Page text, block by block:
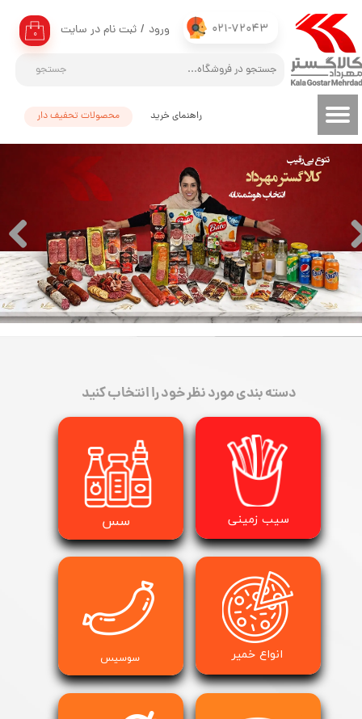
021-72043
جستجو
۰ ورود / ثبت نام در سایت
حساب کاربری من
تغییر گذر واژه
سفارشات
خروج از حساب کاربری
محصولات تحفیف دار راهنمای خرید
دسته بندی مورد نظر خود را انتخاب کنید
​سیب زمینی سس
انواع خمیر ​​​​​​​سوسیس